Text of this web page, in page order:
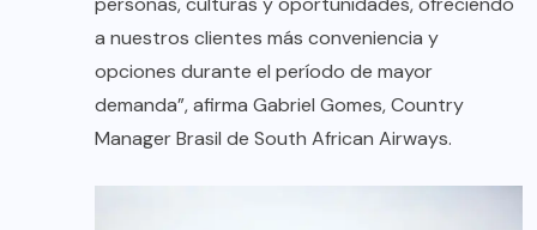
a nuestros clientes más conveniencia y
opciones durante el período de mayor
demanda”, afirma Gabriel Gomes, Country
Manager Brasil de South African Airways.